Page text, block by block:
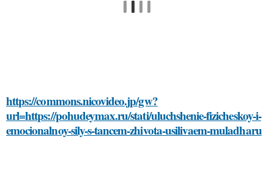
https://commons.nicovideo.jp/gw?
url=https://pohudeymax.ru/stati/uluchshenie-fizicheskoy-i-
emocionalnoy-sily-s-tancem-zhivota-usilivaem-muladharu